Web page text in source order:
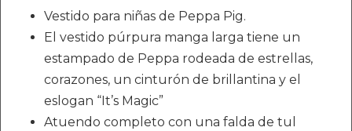
Vestido para niñas de Peppa Pig.
El vestido púrpura manga larga tiene un
estampado de Peppa rodeada de estrellas,
corazones, un cinturón de brillantina y el
eslogan “It’s Magic”
Atuendo completo con una falda de tul